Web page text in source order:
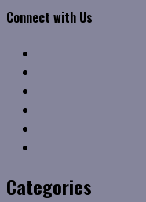
Connect with Us
Categories